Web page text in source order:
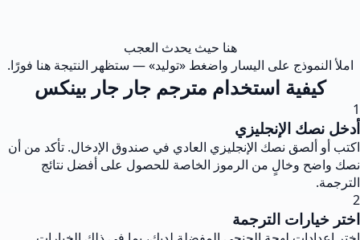
هنا حيث يحدث العجب
املأ النموذج على اليسار واضغط «توليد» — ستظهر النتيجة هنا فورًا.
كيفية استخدام مترجم جار جار بينكس
1
أدخل نصك الإنجليزي
اكتب أو ألصق نصك الإنجليزي العادي في صندوق الإدخال. تأكد من أن
نصك واضح وخالٍ من الرموز الخاصة للحصول على أفضل نتائج
الترجمة.
2
اختر خيارات الترجمة